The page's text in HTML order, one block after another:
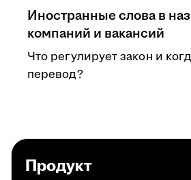
Иностранные слова в
компаний и вакансий
Что регулирует закон и
перевод?
Продукт